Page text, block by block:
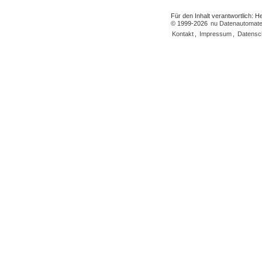
Für den Inhalt verantwortlich:
© 1999-2026 nu
Kontakt
Impressum